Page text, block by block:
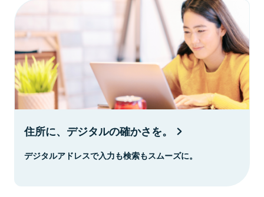
住所に、デジタルの確かさを。
デジタルアドレスで入力も検索もスムーズに。